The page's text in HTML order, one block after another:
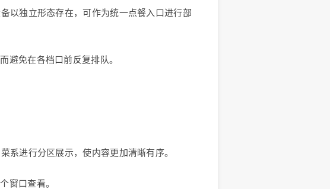
以独立形态存在，可作为统一点餐入口进行部
避免在各档口前反复排队。
系进行分区展示，使内容更加清晰有序。
窗口查看。